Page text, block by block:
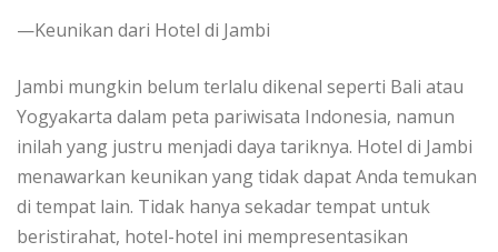
—Keunikan dari Hotel di Jambi
Jambi mungkin belum terlalu dikenal seperti Bali atau
Yogyakarta dalam peta pariwisata Indonesia, namun
inilah yang justru menjadi daya tariknya. Hotel di Jambi
menawarkan keunikan yang tidak dapat Anda temukan
di tempat lain. Tidak hanya sekadar tempat untuk
beristirahat, hotel-hotel ini mempresentasikan